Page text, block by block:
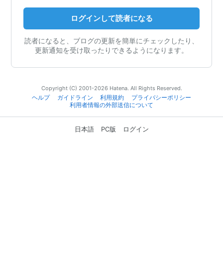
ログインして読者になる
読者になると、ブログの更新を簡単にチェックしたり、
更新通知を受け取ったりできるようになります。
Copyright (C) 2001-2026 Hatena. All Rights Reserved.
ヘルプ
ガイドライン 利用規約
プライバシーポリシー
利用者情報の外部送信について
日本語 PC版 ログイン